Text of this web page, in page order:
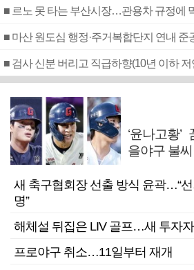
■ 르노 못 타는 부산시장…관용차 규정에
■ 마산 원도심 행정·주거복합단지 연내 준
‘윤나고황
을야구 불
새 축구협회장 선출 방식 윤곽…“
명”
해체설 뒤집은 LIV 골프…새 투자자
프로야구 취소…11일부터 재개